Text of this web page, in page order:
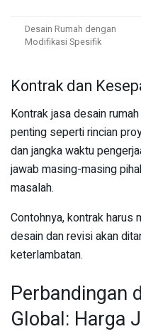
Desain Rumah dengan
Modifikasi Spesifik
Kontrak dan
Kontrak jasa desain
penting seperti rincian
dan jangka waktu
jawab masing-masing
masalah.
Contohnya, kontrak harus
desain dan revisi akan
keterlambatan.
Perbandingan
Global: Harga